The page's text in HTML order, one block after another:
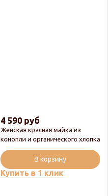
Женская красная майка из
конопли и органического хлопка
4 590 руб
Купить в 1 клик
В корзину